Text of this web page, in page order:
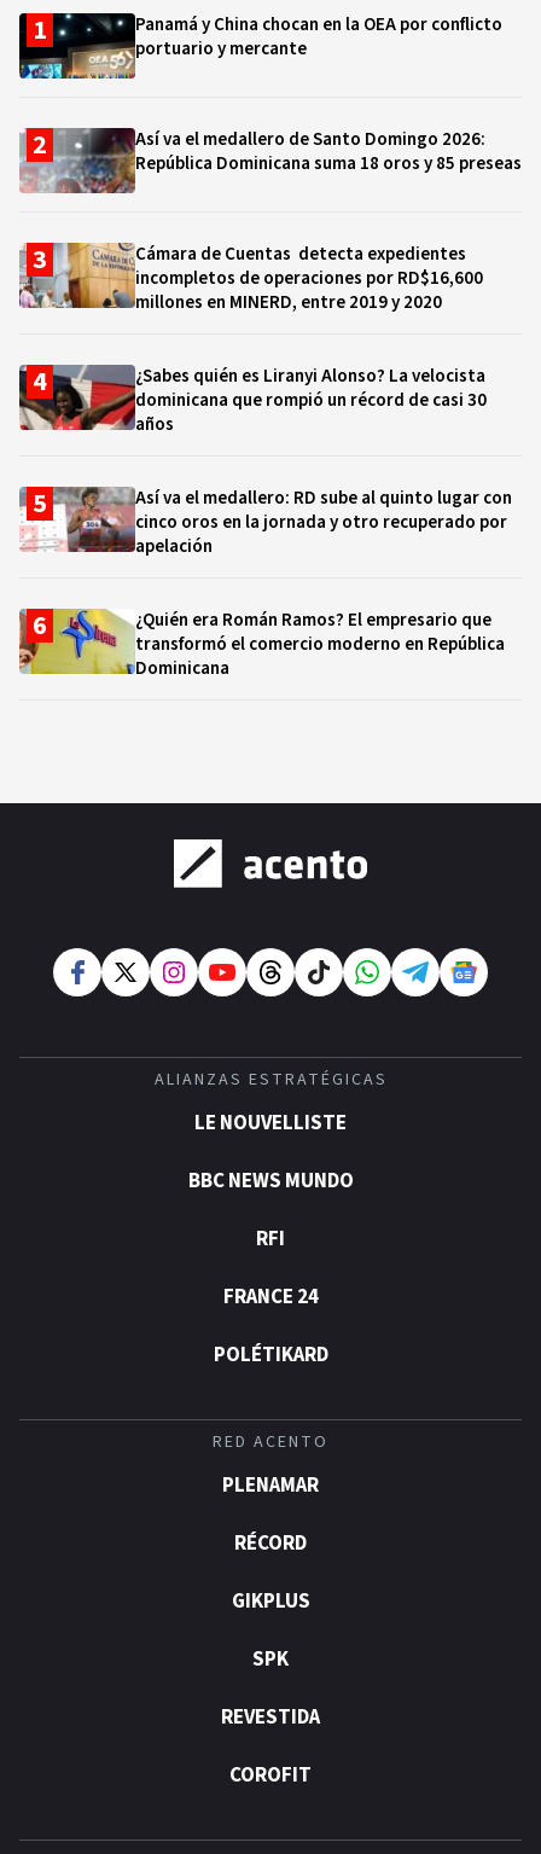
Panamá y China chocan en la OEA por conflicto
portuario y mercante
Así va el medallero de Santo Domingo 2026:
República Dominicana suma 18 oros y 85 preseas
Cámara de Cuentas detecta expedientes
incompletos de operaciones por RD$16,600
millones en MINERD, entre 2019 y 2020
¿Sabes quién es Liranyi Alonso? La velocista
dominicana que rompió un récord de casi 30
años
Así va el medallero: RD sube al quinto lugar con
cinco oros en la jornada y otro recuperado por
apelación
¿Quién era Román Ramos? El empresario que
transformó el comercio moderno en República
Dominicana
ALIANZAS ESTRATÉGICAS
LE NOUVELLISTE
BBC NEWS MUNDO
RFI
FRANCE 24
POLÉTIKARD
RED ACENTO
PLENAMAR
RÉCORD
GIKPLUS
SPK
REVESTIDA
COROFIT